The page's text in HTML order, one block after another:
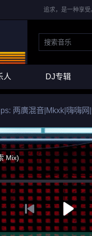
追求，是一种享
人 DJ专辑
两廣混音|Mkxk|嗨嗨
Mix)